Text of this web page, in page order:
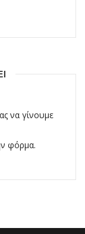
να γίνουμε
φόρμα.